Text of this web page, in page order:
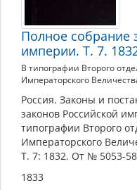
Полное собрание
империи. Т. 7.
В типографии Второго
Императорского
Россия. Законы и
законов Российской
типографии Второго
Императорского
Т. 7: 1832. От № 5053-
1833